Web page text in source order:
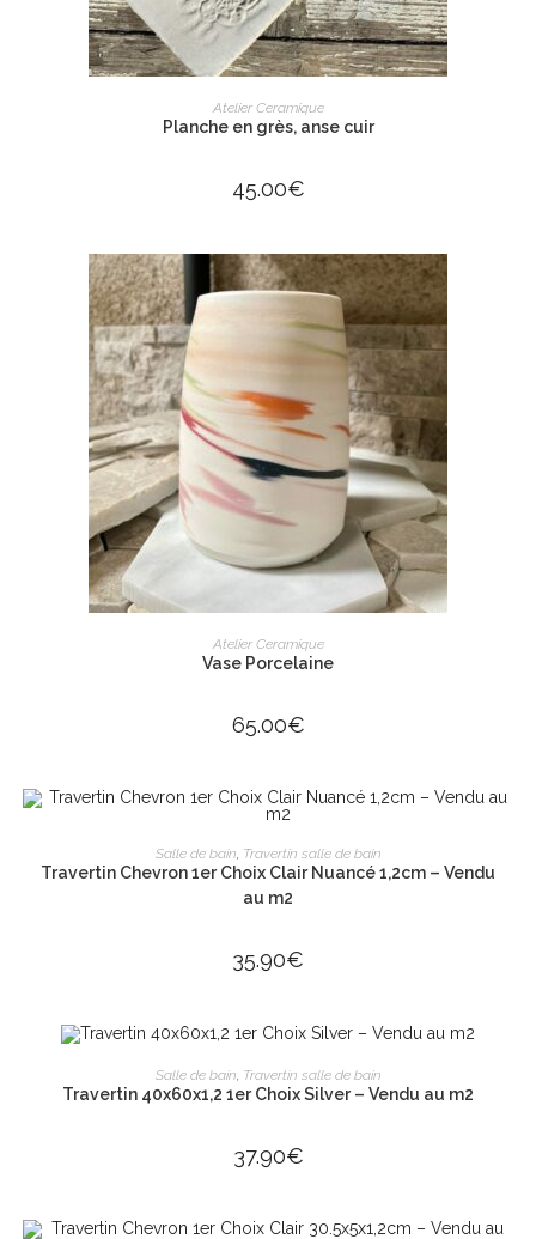
AJOUTER AU PANIER
Atelier Ceramique
Planche en grès, anse cuir
45.00€
AJOUTER AU PANIER
Atelier Ceramique
Vase Porcelaine
65.00€
AJOUTER AU PANIER
Salle de bain, Travertin salle de bain
Travertin Chevron 1er Choix Clair Nuancé 1,2cm – Vendu
au m2
35.90€
AJOUTER AU PANIER
Salle de bain, Travertin salle de bain
Travertin 40x60x1,2 1er Choix Silver – Vendu au m2
37.90€